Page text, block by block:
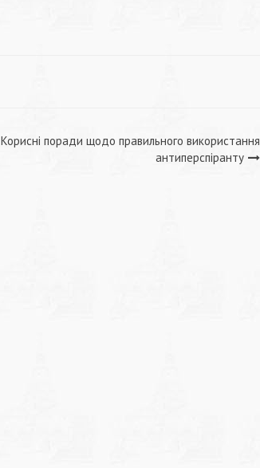
Корисні поради щодо правильного використання
антиперспіранту